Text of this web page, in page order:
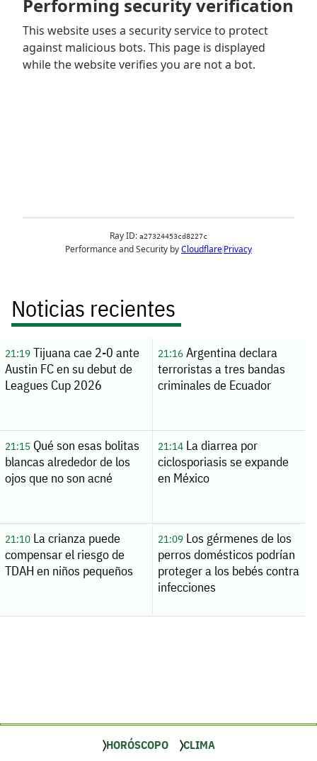
Noticias recientes
21:19Tijuana cae 2-0 ante
Austin FC en su debut de
Leagues Cup 2026
21:16Argentina declara
terroristas a tres bandas
criminales de Ecuador
21:15Qué son esas bolitas
blancas alrededor de los
ojos que no son acné
21:14La diarrea por
ciclosporiasis se expande
en México
21:10La crianza puede
compensar el riesgo de
TDAH en niños pequeños
21:09Los gérmenes de los
perros domésticos podrían
proteger a los bebés contra
infecciones
HORÓSCOPO CLIMA